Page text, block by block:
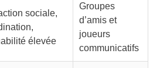
sociale,
élevée
Groupes
d’amis et
joueurs
communicatifs